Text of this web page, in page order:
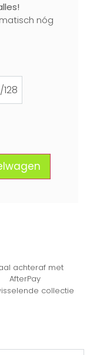
nóg
128
122/128
achteraf met
AfterPay
collectie